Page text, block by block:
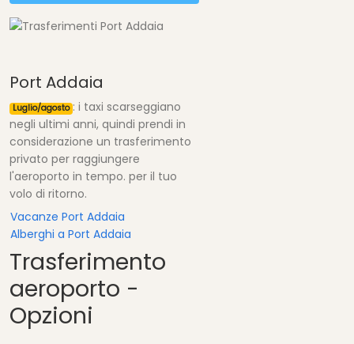
Port Addaia
Luglio/agosto : i taxi scarseggiano
negli ultimi anni, quindi prendi in
considerazione un trasferimento
privato per raggiungere
l'aeroporto in tempo. per il tuo
volo di ritorno.
Vacanze Port Addaia
Alberghi a Port Addaia
Trasferimento
aeroporto -
Opzioni